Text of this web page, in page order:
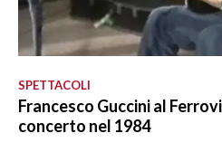
SPETTACOLI
Francesco Guccini al
concerto nel 1984